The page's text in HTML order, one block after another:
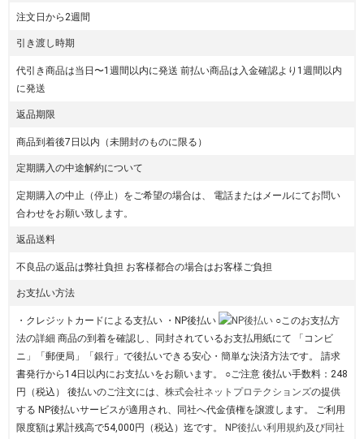
注文日から2週間
引き渡し時期
代引き商品は当日〜1週間以内に発送 前払い商品は入金確認より1週間以内
に発送
返品期限
商品到着後7日以内（未開封のものに限る）
定期購入の中途解約について
定期購入の中止（停止）をご希望の場合は、 電話またはメールにてお問い
合わせをお願い致します。
返品送料
不良品の返品は弊社負担 お客様都合の場合はお客様ご負担
お支払い方法
・クレジットカードによる支払い ・NP後払い
○このお支払方
法の詳細 商品の到着を確認し、同封されているお支払用紙にて 「コンビ
ニ」「郵便局」「銀行」で後払いできる安心・簡単な決済方法です。 請求
書発行から14日以内にお支払いをお願います。 ○ご注意 後払い手数料：248
円（税込） 後払いのご注文には、 株式会社ネットプロテクションズの提供
する NP後払いサービスが適用され、同社へ代金債権を譲渡します。 ご利用
限度額は累計残高で54,000円（税込）迄です。
NP後払い利用規約及び同社